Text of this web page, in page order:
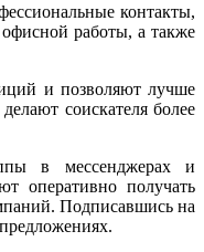
контакты,
работы, а также
и позволяют лучше
соискателя более
в мессенджерах и
оперативно получать
Подписавшись на